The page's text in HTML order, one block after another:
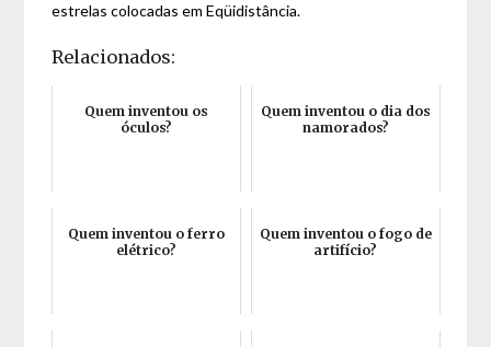
estrelas colocadas em Eqüidistância.
Relacionados:
Quem inventou os
óculos?
Quem inventou o dia dos
namorados?
Quem inventou o ferro
elétrico?
Quem inventou o fogo de
artifício?